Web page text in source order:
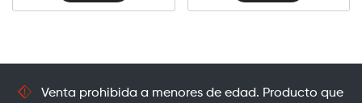
Venta prohibida a menores de edad. Producto que